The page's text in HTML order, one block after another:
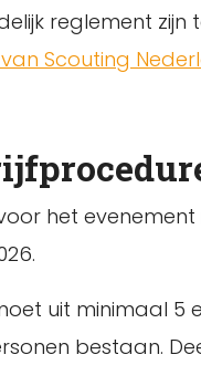
reglement zijn
Scouting
voor het
uit minimaal 5
bestaan.